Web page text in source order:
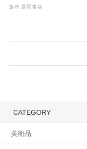
銀座 蔦屋書店
CATEGORY
美術品